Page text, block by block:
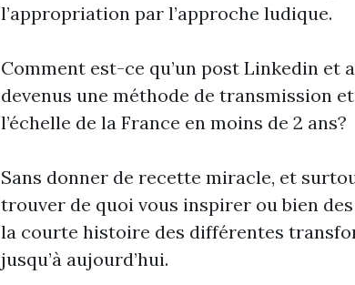
l’appropriation par l’approche ludique.
Comment est-ce qu’un post Linkedin et
devenus une méthode de transmission
l’échelle de la France en moins de 2 ans?
Sans donner de recette miracle, et
trouver de quoi vous inspirer ou bien
la courte histoire des différentes
jusqu’à aujourd’hui.